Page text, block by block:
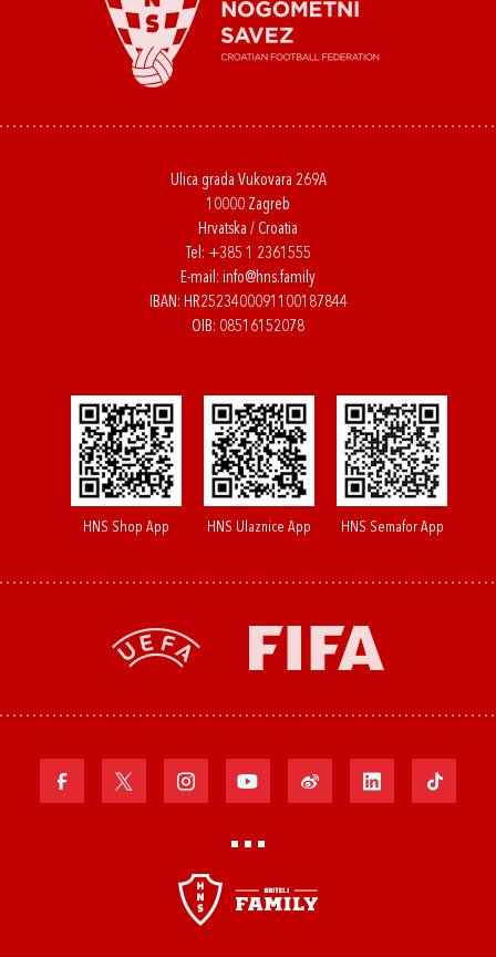
Ulica grada Vukovara 269A
10000 Zagreb
Hrvatska / Croatia
Tel: +385 1 2361555
E-mail: info@hns.family
IBAN: HR2523400091100187844
OIB: 08516152078
HNS Shop App HNS Ulaznice App HNS Semafor App